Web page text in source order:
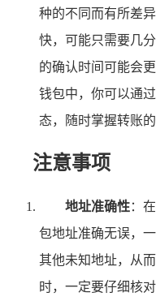
种的不同而有所差
快，可能只需要几
的确认时间可能会
钱包中，你可以通
态，随时掌握转账的
注意事项
地址准确性：
包地址准确无误，
其他未知地址，从
时，一定要仔细核